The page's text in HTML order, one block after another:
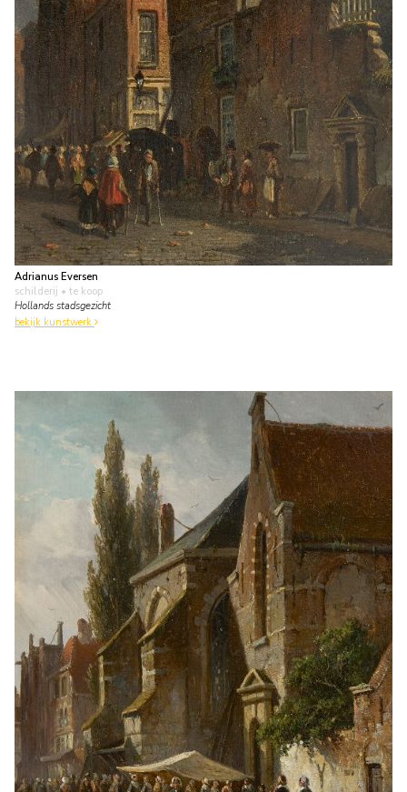
Adrianus Eversen
schilderij • te koop
Hollands stadsgezicht
bekijk kunstwerk